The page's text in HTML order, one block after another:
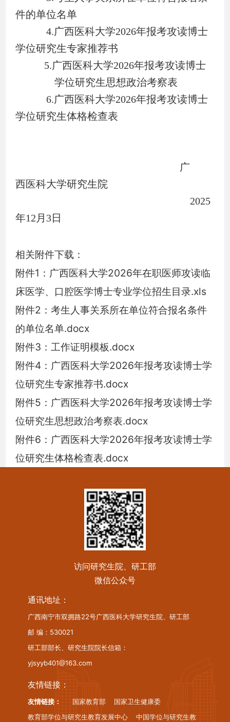
件的单位名单
4.广西医科大学2026年报考攻读博士
学位研究生专家推荐书
5.广西医科大学2026年报考攻读博士
学位研究生思想政治考察表
6.广西医科大学2026年报考攻读博士
学位研究生体格检查表
广
西医科大学研究生院
2025
年12 月 3日
相关附件下载：
附件1：广西医科大学2026年在职医师攻读临
床医学、口腔医学博士专业学位招生目录.xls
附件2：考生人事关系所在单位符合报名条件
的单位名单.docx
附件3：工作证明模板.docx
附件4：广西医科大学2026年报考攻读博士学
位研究生专家推荐书.docx
附件5：广西医科大学2026年报考攻读博士学
位研究生思想政治考察表.docx
附件6：广西医科大学2026年报考攻读博士学
位研究生体格检查表.docx
访问研究生院、研工部
微信公众号
通讯地址：
广西南宁市双拥路22号广西医科大学研究生院、研工部
邮 编：530021
研工部部长、研究生院院长信箱：
yjsyyb401@163.com
友情链接：
友情链接： 国家教育部
国家卫生健康委
教育部学位与研究生教育发展中心
中国学位与研究生教